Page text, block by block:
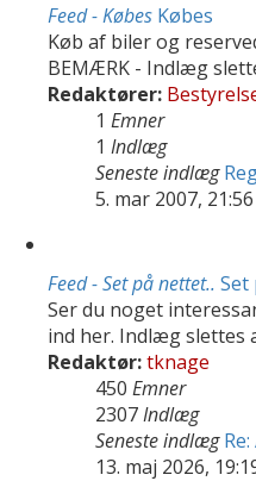
Feed - Købes Købes
Køb af biler og
BEMÆRK - Indlæg
Redaktører:
1 Emner
1 Indlæg
Seneste indlæg
5. mar 2007, 21:56
Feed - Set på nettet.. Set
Ser du noget
ind her. Indlæg slettes
Redaktør:tknage
450 Emner
2307Indlæg
Seneste indlæg
13. maj 2026,